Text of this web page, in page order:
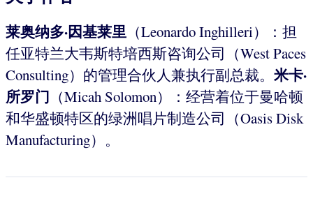
莱奥纳多·因基莱里 （Leonardo Inghilleri）：担
任亚特兰大韦斯特培西斯咨询公司（West Paces
Consulting）的管理合伙人兼执行副总裁。 米卡·
所罗门 （Micah Solomon）：经营着位于曼哈顿
和华盛顿特区的绿洲唱片制造公司（Oasis Disk
Manufacturing）。